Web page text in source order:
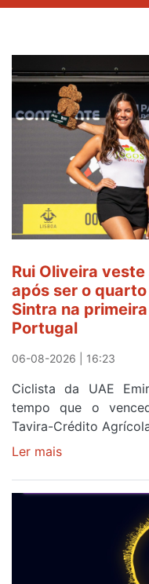
Rui Oliveira
após ser o
Sintra na
Portugal
06-08-2026 | 16:23
Ciclista da UAE
tempo que o
Tavira-Crédito
Ler mais
Oliveira